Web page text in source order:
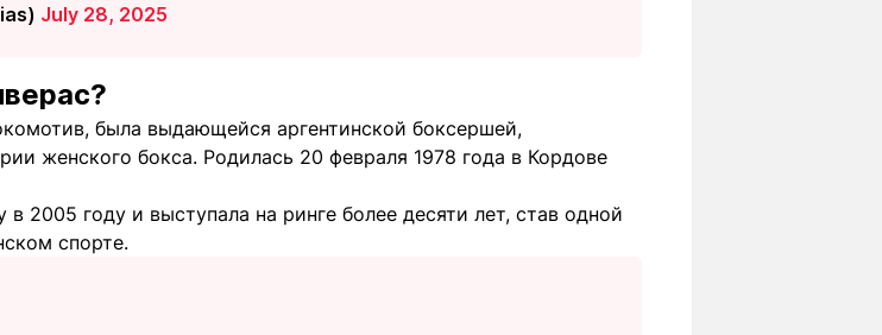
July 28, 2025
была выдающейся аргентинской боксершей,
женского бокса. Родилась 20 февраля 1978 года в Кордове
2005 году и выступала на ринге более десяти лет, став одной
спорте.